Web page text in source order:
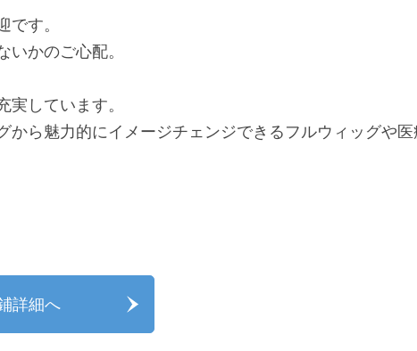
す。
かのご心配。
しています。
ら魅力的にイメージチェンジできるフルウィッグや
詳細へ